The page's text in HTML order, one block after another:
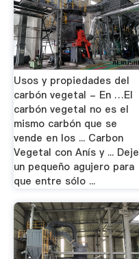
Usos y propiedades del
carbón vegetal - En …El
carbón vegetal no es el
mismo carbón que se
vende en los ... Carbon
Vegetal con Anís y ... Deje
un pequeño agujero para
que entre sólo ...